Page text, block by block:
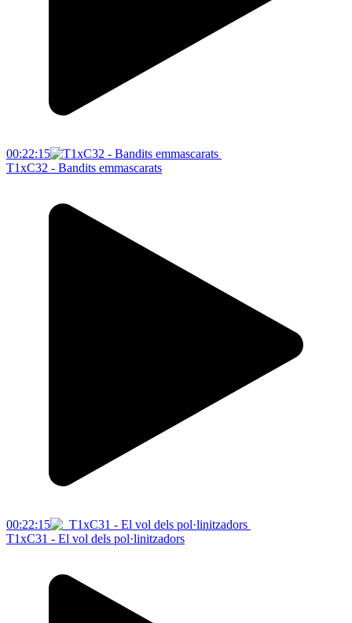
00:22:15
T1xC32 - Bandits emmascarats
00:22:15
T1xC31 - El vol dels pol·linitzadors